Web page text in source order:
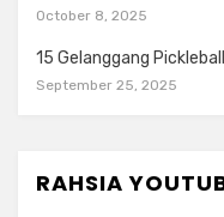
October 8, 2025
15 Gelanggang
September 25, 2025
RAHSIA